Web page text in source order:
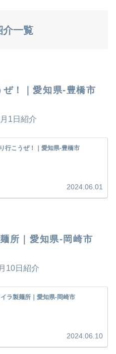
介一覧
！｜愛知県-豊橋市
1日紹介
行こうぜ！｜愛知県-豊橋市
2024.06.01
所｜愛知県-岡崎市
10日紹介
ラ製麺所｜愛知県-岡崎市
2024.06.10